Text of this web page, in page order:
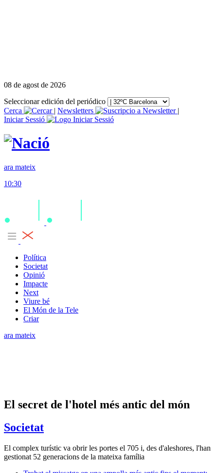
08 de agost de 2026
Seleccionar edición del periódico
Cerca
| Newsletters
|
Iniciar Sessió
ara mateix
10:30
Política
Societat
Opinió
Impacte
Next
Viure bé
El Món de la Tele
Criar
ara mateix
El secret de l'hotel més antic del món
Societat
El complex turístic va obrir les portes el 705 i, des d'aleshores, l'han
gestionat 52 generacions de la mateixa família